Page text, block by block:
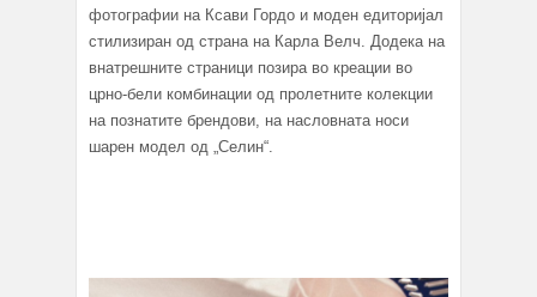
фотографии на Ксави Гордо и моден едиторијал
стилизиран од страна на Карла Велч. Додека на
внатрешните страници позира во креации во
црно-бели комбинации од пролетните колекции
на познатите брендови, на насловната носи
шарен модел од „Селин“.